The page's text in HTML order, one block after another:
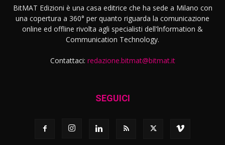
BitMAT Edizioni è una casa editrice che ha sede a Milano con
una copertura a 360° per quanto riguarda la comunicazione
online ed offline rivolta agli specialisti dell'lnformation &
Communication Technology.
Contattaci: redazione.bitmat@bitmat.it
SEGUICI